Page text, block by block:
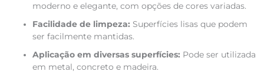
moderno e elegante, com opções de cores variadas.
Facilidade de limpeza: Superfícies lisas que podem
ser facilmente mantidas.
Aplicação em diversas superfícies: Pode ser utilizada
em metal, concreto e madeira.